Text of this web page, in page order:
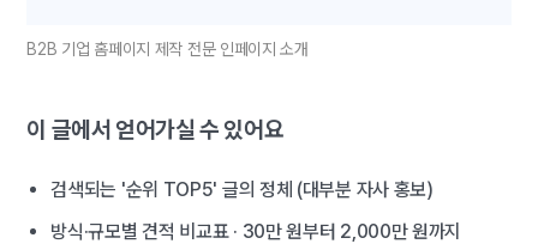
B2B 기업 홈페이지 제작 전문 인페이지 소개
이 글에서 얻어가실 수 있어요
검색되는 '순위 TOP5' 글의 정체 (대부분 자사 홍보)
방식·규모별 견적 비교표 · 30만 원부터 2,000만 원까지